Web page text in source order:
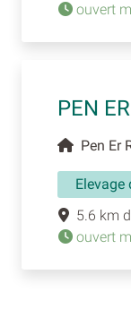
ouvert
PEN
Pen Er
Elevage
5.6 km
ouvert